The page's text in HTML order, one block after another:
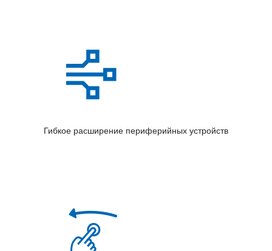
Гибкое расширение периферийных устройств